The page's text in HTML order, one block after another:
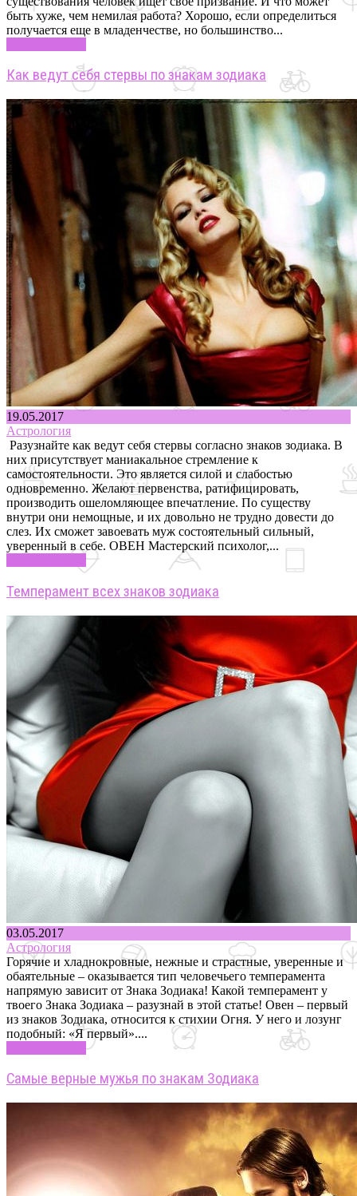
быть хуже, чем немилая работа? Хорошо, если определиться
получается еще в младенчестве, но большинство...
Как ведут себя стервы по знакам зодиака
19.05.2017
Астрология
Разузнайте как ведут себя стервы согласно знаков зодиака. В
них присутствует маниакальное стремление к
самостоятельности. Это является силой и слабостью
одновременно. Желают первенства, ратифицировать,
производить ошеломляющее впечатление. По существу
внутри они немощные, и их довольно не трудно довести до
слез. Их сможет завоевать муж состоятельный сильный,
уверенный в себе. ОВЕН Мастерский психолог,...
Темперамент всех знаков зодиака
03.05.2017
Астрология
Горячие и хладнокровные, нежные и страстные, уверенные и
обаятельные – оказывается тип человечьего темперамента
напрямую зависит от Знака Зодиака! Какой темперамент у
твоего Знака Зодиака – разузнай в этой статье! Овен – первый
из знаков Зодиака, относится к стихии Огня. У него и лозунг
подобный: «Я первый»....
Самые верные мужья по знакам Зодиака